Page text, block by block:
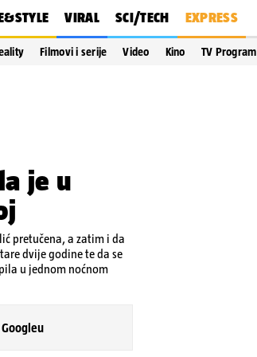
VIRAL SCI/TECH EXPRESS
Filmovi i serije Video Kino TV Program
je u
pretučena, a zatim i da
dvije godine te da se
u jednom noćnom